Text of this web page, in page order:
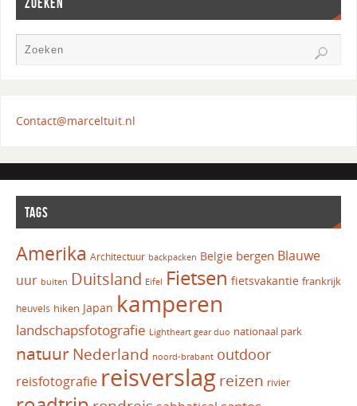
ZOEKEN
Contact@marceltuit.nl
TAGS
Amerika Architectuur backpacken Belgie bergen Blauwe
uur buiten Duitsland Eifel Fietsen fietsvakantie frankrijk
heuvels hiken Japan kamperen
landschapsfotografie Lightheart gear duo nationaal park
natuur Nederland noord-brabant outdoor
reisfotografie reisverslag reizen rivier